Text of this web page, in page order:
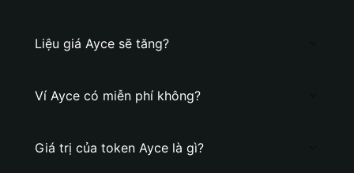
Liệu giá Ayce sẽ tăng?
Ví Ayce có miễn phí không?
Giá trị của token Ayce là gì?